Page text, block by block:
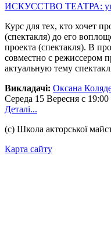
ИСКУССТВО ТЕАТРА:
Курс для тех, кто хочет
(спектакля) до его
проекта (спектакля). В
совместно с режиссером
актуальную тему
Викладачі: Оксана
Середа 15 Вересня с
Деталі...
(с) Школа акторської
Карта сайту